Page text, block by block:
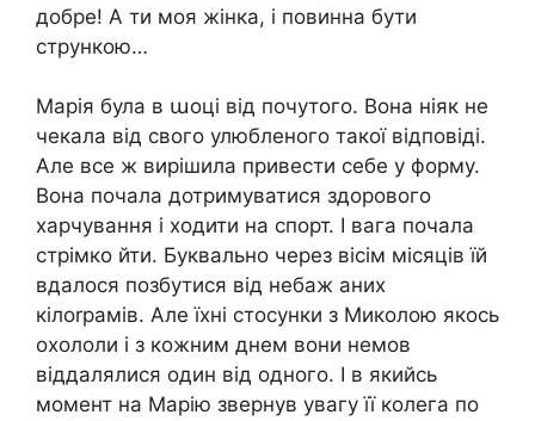
добре! А ти моя жінка, і повинна бути
стрункою…
Марія була в աоці від почутого. Вона ніяк не
чекала від свого улюбленого такої відповіді.
Але все ж вирішила привести себе у форму.
Вона почала дотримуватися здорового
харчування і ходити на спорт. І вага почала
стрімко йти. Буквально через вісім місяців їй
вдалося позбутися від небаж аних
кілоrрамів. Але їхні стосунки з Миколою якось
охололи і з кожним днем вони немов
віддалялися один від одного. І в якийсь
момент на Марію звернув увагу її колега по